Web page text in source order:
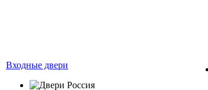
Входные двери